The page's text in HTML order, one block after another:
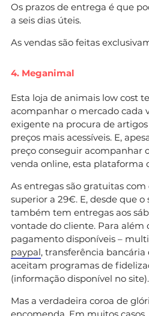
Os prazos de entrega é que
a seis dias úteis.
As vendas são feitas
4. Meganimal
Esta loja de animais low cost
acompanhar o mercado cada
exigente na procura de
preços mais acessíveis. E,
preço conseguir acompanhar
venda online, esta plataforma
As entregas são gratuitas
superior a 29€. E, desde que
também tem entregas aos
vontade do cliente. Para além
pagamento disponíveis –
paypal, transferência
aceitam programas de
(informação disponível no site).
Mas a verdadeira coroa de
encomenda. Em muitos